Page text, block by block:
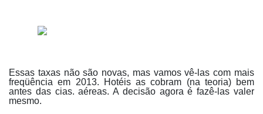
Essas taxas não são novas, mas vamos vê-las com mais
freqüência em 2013. Hotéis as cobram (na teoria) bem
antes das cias. aéreas. A decisão agora é fazê-las valer
mesmo.